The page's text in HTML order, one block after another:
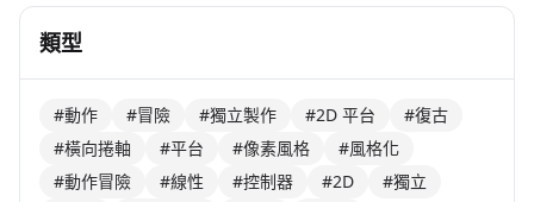
類型
#動作 #冒險 #獨立製作 #2D 平台
#復古
#橫向捲軸
#平台 #像素風格
#風格化
#動作冒險
#線性 #控制器 #2D
#獨立